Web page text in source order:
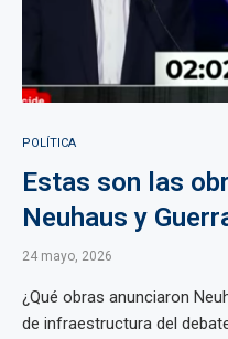
POLÍTICA
Estas son las
Neuhaus y
24 mayo, 2026
¿Qué obras anunciaron
de infraestructura del